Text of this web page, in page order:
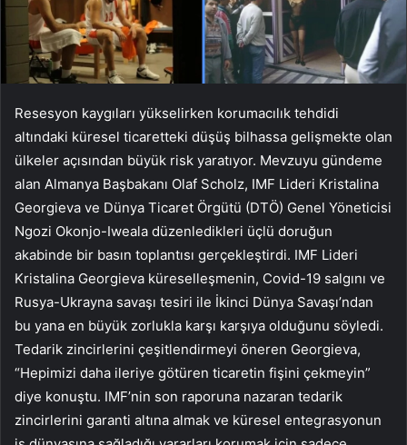
Resesyon kaygıları yük­selirken korumacılık tehdidi
altındaki küresel ticaretteki düşüş bilhassa geliş­mekte olan
ülkeler açısından bü­yük risk yaratıyor. Mevzuyu günde­me
alan Almanya Başbakanı Olaf Scholz, IMF Lideri Kristalina
Georgieva ve Dünya Ticaret Ör­gütü (DTÖ) Genel Yöneticisi
Ngo­zi Okonjo-Iweala düzenledikle­ri üçlü doruğun
akabinde bir ba­sın toplantısı gerçekleştirdi. IMF Lideri
Kristalina Georgieva kü­reselleşmenin, Covid-19 salgını ve
Rusya-Ukrayna savaşı tesiri ile İkinci Dünya Savaşı’ndan
bu ya­na en büyük zorlukla karşı karşı­ya olduğunu söyledi.
Tedarik zin­cirlerini çeşitlendirmeyi öneren Georgieva,
“Hepimizi daha ileri­ye götüren ticaretin fişini çekme­yin”
diye konuştu. IMF’nin son raporuna nazaran tedarik
zincirleri­ni garanti altına almak ve küre­sel entegrasyonun